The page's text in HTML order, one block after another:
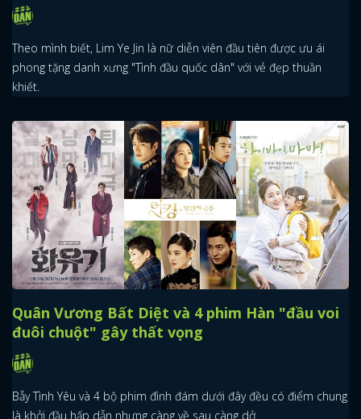
Theo mình biết, Lim Ye Jin là nữ diễn viên đầu tiên được ưu ái
phong tặng danh xưng "Tình đầu quốc dân" với vẻ đẹp thuần
khiết.
Quân Vương Bất Diệt và 4 phim Hàn "đầu voi
đuôi chuột" gây thất vọng
Bẫy Tình Yêu và 4 bộ phim đình đám dưới đây đều có điểm chung
là khởi đầu hấp dẫn nhưng càng về sau càng dở.